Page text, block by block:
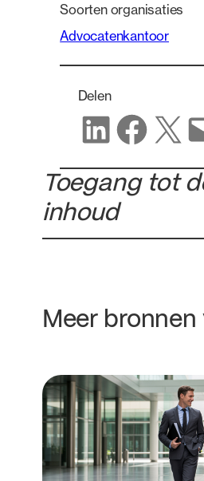
Soorten organisaties
Advocatenkantoor
Delen
Delen op LinkedIn Delen op Facebook Delen op X Delen via e-mail
Toegang tot
inhoud
Meer bronnen